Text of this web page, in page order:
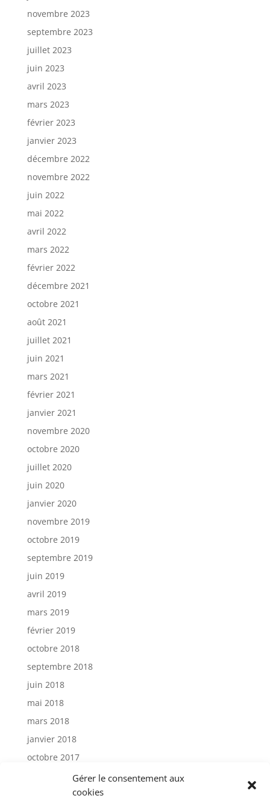
Gérer le consentement aux
cookies
novembre 2023
septembre 2023
juillet 2023
juin 2023
avril 2023
mars 2023
février 2023
janvier 2023
décembre 2022
novembre 2022
juin 2022
mai 2022
avril 2022
mars 2022
février 2022
décembre 2021
octobre 2021
août 2021
juillet 2021
juin 2021
mars 2021
février 2021
janvier 2021
novembre 2020
octobre 2020
juillet 2020
juin 2020
janvier 2020
novembre 2019
octobre 2019
septembre 2019
juin 2019
avril 2019
mars 2019
février 2019
octobre 2018
septembre 2018
juin 2018
mai 2018
mars 2018
janvier 2018
octobre 2017
janvier 2017